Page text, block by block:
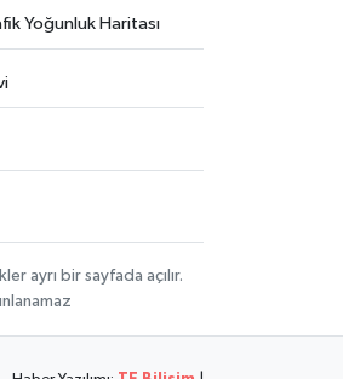
Yoğunluk Haritası
ayrı bir sayfada açılır.